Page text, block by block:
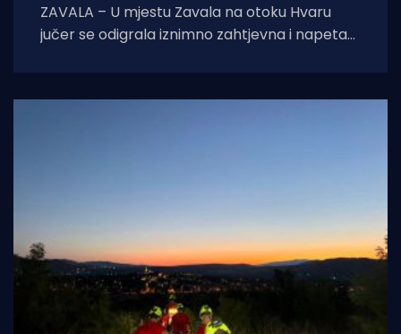
ZAVALA – U mjestu Zavala na otoku Hvaru
jučer se odigrala iznimno zahtjevna i napeta